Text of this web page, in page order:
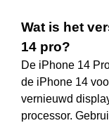
Wat is het
14 pro?
De iPhone 14
de iPhone 14
vernieuwd
processor.